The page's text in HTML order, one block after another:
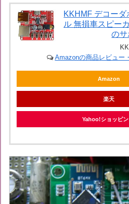
KKHMF デコー
ル 無損車スピー
のサ
Amazonの商品レビュー
Amazon
楽天
Yahoo!ショッピ